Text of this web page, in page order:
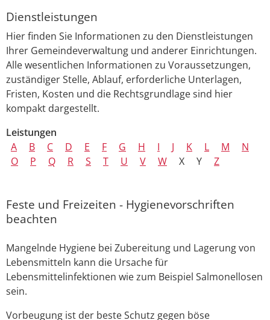
Dienstleistungen
Hier finden Sie Informationen zu den Dienstleistungen
Ihrer Gemeindeverwaltung und anderer Einrichtungen.
Alle wesentlichen Informationen zu Voraussetzungen,
zuständiger Stelle, Ablauf, erforderliche Unterlagen,
Fristen, Kosten und die Rechtsgrundlage sind hier
kompakt dargestellt.
Leistungen
A
B C D E F G H I J K L M
N
O
P Q R S T U V W X Y Z
Feste und Freizeiten - Hygienevorschriften
beachten
Mangelnde Hygiene bei Zubereitung und Lagerung von
Lebensmitteln kann die Ursache für
Lebensmittelinfektionen wie zum Beispiel Salmonellosen
sein.
Vorbeugung ist der beste Schutz gegen böse